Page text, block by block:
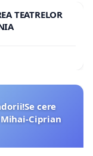
TEATRELOR
cere
Ciprian